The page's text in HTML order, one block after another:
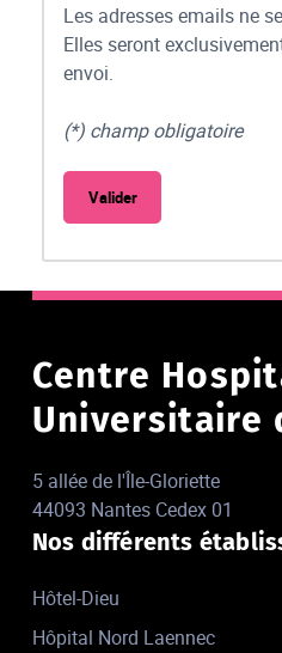
Les adresses emails ne
Elles seront
envoi.
(*) champ obligatoire
Centre
Universitaire
5 allée de l'Île-Gloriette
44093 Nantes Cedex 01
Nos différents
Hôtel-Dieu
Hôpital Nord Laennec